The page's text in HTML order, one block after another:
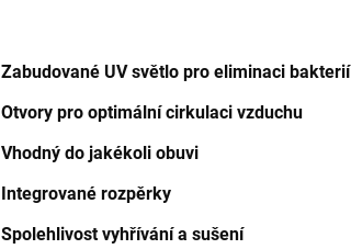
Zabudované UV světlo pro eliminaci bakterií
Otvory pro optimální cirkulaci vzduchu
Vhodný do jakékoli obuvi
Integrované rozpěrky
Spolehlivost vyhřívání a sušení